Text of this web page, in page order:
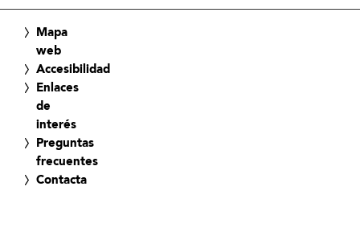
Mapa
web
Accesibilidad
Enlaces
de
interés
Preguntas
frecuentes
Contacta